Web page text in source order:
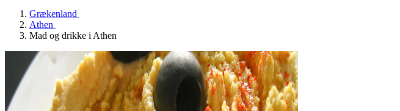
Grækenland
Athen
Mad og drikke i Athen